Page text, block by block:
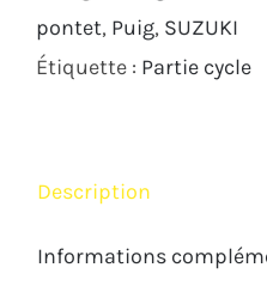
NOIR
SUZUKI
GX
2024
pontet Puig SUZUKI
Étiquette : Partie cycle
Description
Informations